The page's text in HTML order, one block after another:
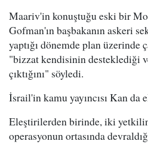
Maariv'in konuştuğu eski bir
Gofman'ın başbakanın askeri
yaptığı dönemde plan üzerinde
"bizzat kendisinin desteklediği
çıktığını" söyledi.
İsrail'in kamu yayıncısı Kan
Eleştirilerden birinde, iki
operasyonun ortasında